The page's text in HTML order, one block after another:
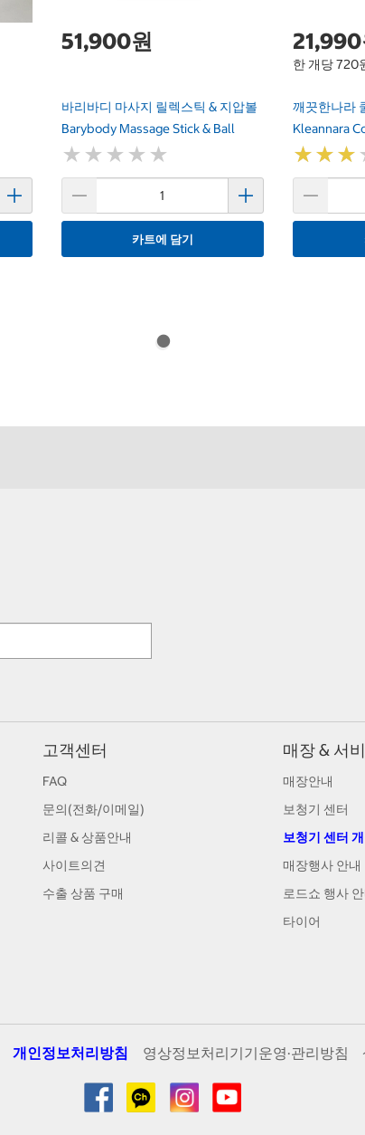
51,900원
바리바디 마사지 릴렉스틱 & 지압볼
Barybody Massage Stick & Ball
★ ★ ★ ★ ★
★ ★ ★ ★ ★
카트에 담기
한 개당 720
깨끗한나라
Kleannara
★★★
★★★
고객센터
FAQ
문의(전화/이메일)
리콜 & 상품안내
사이트의견
수출 상품 구매
매장 & 서
매장안내
보청기 센터
보청기 센터
매장행사 안내
로드쇼 행사
타이어
개인정보처리방침 영상정보처리기기운영·관리방침